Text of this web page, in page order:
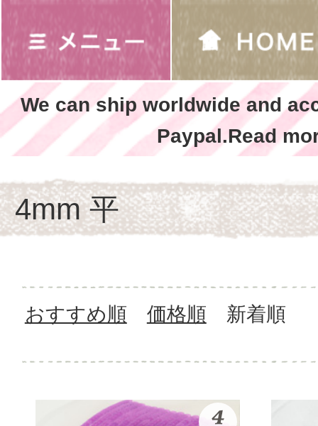
We can ship worldwide and
Paypal.Read
4mm 平
おすすめ順 価格順 新着順